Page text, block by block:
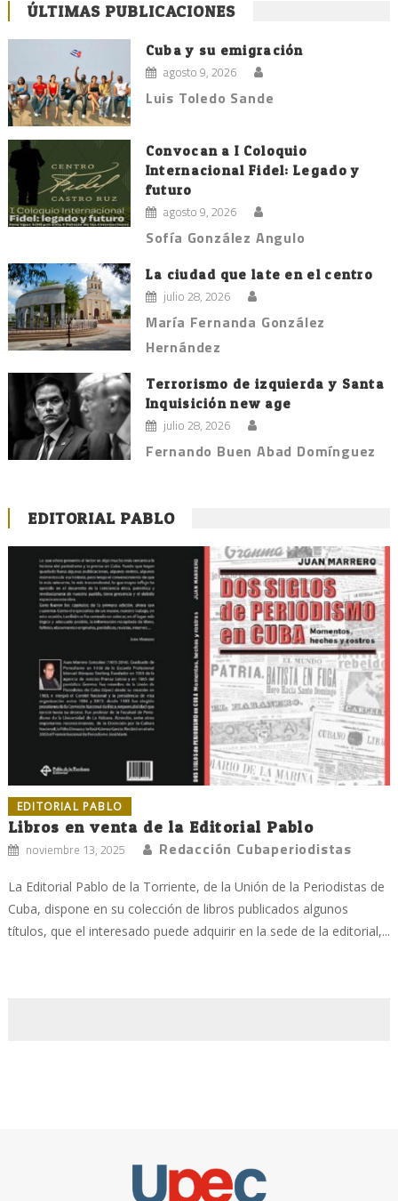
ÚLTIMAS PUBLICACIONES
Cuba y su emigración
agosto 9, 2026
Luis Toledo Sande
Convocan a I Coloquio
Internacional Fidel: Legado y
futuro
agosto 9, 2026
Sofía González Angulo
La ciudad que late en el centro
julio 28, 2026
María Fernanda González
Hernández
Terrorismo de izquierda y Santa
Inquisición new age
julio 28, 2026
Fernando Buen Abad Domínguez
EDITORIAL PABLO
EDITORIAL PABLO
Libros en venta de la Editorial Pablo
noviembre 13, 2025 Redacción Cubaperiodistas
La Editorial Pablo de la Torriente, de la Unión de la Periodistas de
Cuba, dispone en su colección de libros publicados algunos
títulos, que el interesado puede adquirir en la sede de la editorial,...